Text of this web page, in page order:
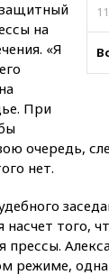
на
«Я
При
очередь,
нет.
того,
прессы.
режиме,